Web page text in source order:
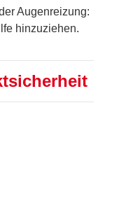
Augenreizung:
hinzuziehen.